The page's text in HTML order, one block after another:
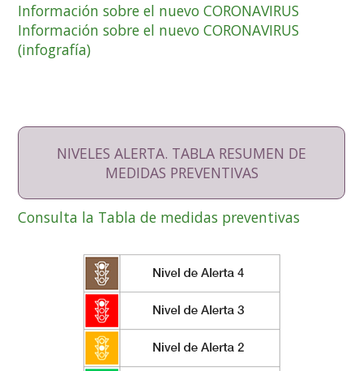
Información sobre el nuevo CORONAVIRUS
Información sobre el nuevo CORONAVIRUS
(infografía)
NIVELES ALERTA. TABLA RESUMEN DE
MEDIDAS PREVENTIVAS
Consulta la Tabla de medidas preventivas